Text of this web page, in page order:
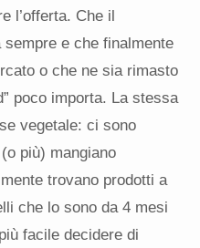
l’offerta. Che il
e che finalmente
o che ne sia rimasto
poco importa. La stessa
vegetale: ci sono
più) mangiano
trovano prodotti a
che lo sono da 4 mesi
facile decidere di